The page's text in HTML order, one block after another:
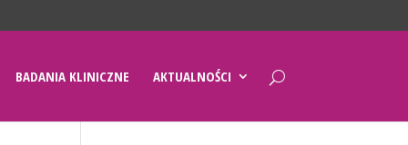
BADANIA KLINICZNE AKTUALNOŚCI